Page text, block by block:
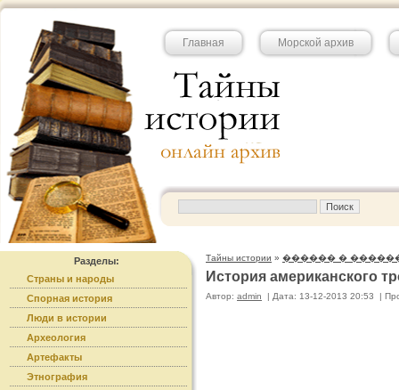
Главная Морской архив
Разделы:
Страны и народы
Спорная история
Люди в истории
Археология
Артефакты
Этнография
Тайны истории » ������ �
История американского
Автор: admin | Дата: 13-12-2013 20:53 |